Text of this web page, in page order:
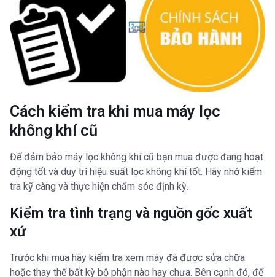
Cách kiểm tra khi mua máy lọc
không khí cũ
Để đảm bảo máy lọc không khí cũ bạn mua được đang hoạt
động tốt và duy trì hiệu suất lọc không khí tốt. Hãy nhớ kiểm
tra kỹ càng và thực hiện chăm sóc định kỳ.
Kiểm tra tình trạng và nguồn gốc xuất
xứ
Trước khi mua hãy kiểm tra xem máy đã được sửa chữa
hoặc thay thế bất kỳ bộ phận nào hay chưa. Bên cạnh đó, để